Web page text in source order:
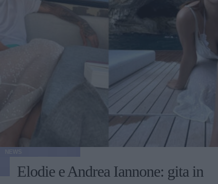
Elodie e Andrea Iannone: gita in